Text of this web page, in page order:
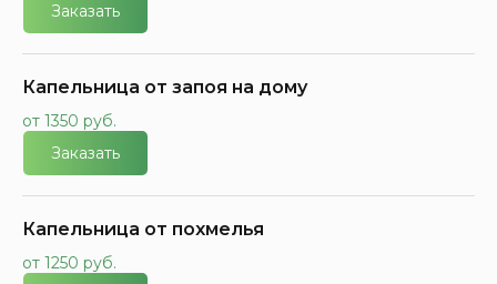
Заказать
Капельница от запоя на дому
от 1350 руб.
Заказать
Капельница от похмелья
от 1250 руб.